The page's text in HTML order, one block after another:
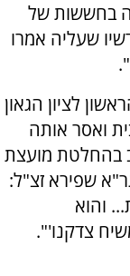
בחששות של
שעליה אמרו
לציון הגאון
ואסר אותה
בהחלטת מועצת
שפירא זצ"ל:
והוא
צדקנו'".